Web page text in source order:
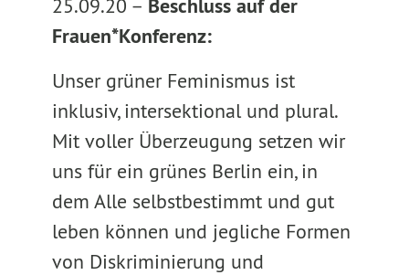
25.09.20 – Beschluss auf der
Frauen*Konferenz:
Unser grüner Feminismus ist
inklusiv, intersektional und plural.
Mit voller Überzeugung setzen wir
uns für ein grünes Berlin ein, in
dem Alle selbstbestimmt und gut
leben können und jegliche Formen
von Diskriminierung und